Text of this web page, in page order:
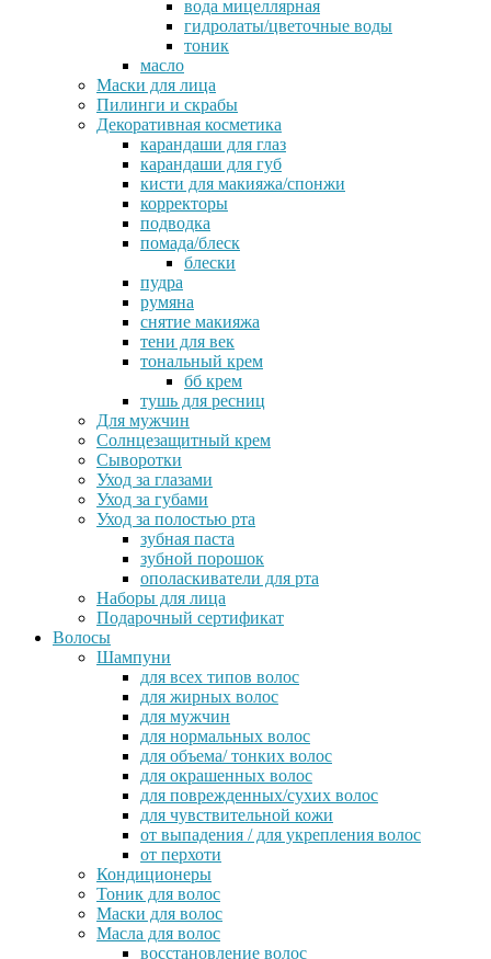
вода мицеллярная
гидролаты/цветочные воды
тоник
масло
Маски для лица
Пилинги и скрабы
Декоративная косметика
карандаши для глаз
карандаши для губ
кисти для макияжа/спонжи
корректоры
подводка
помада/блеск
блески
пудра
румяна
снятие макияжа
тени для век
тональный крем
бб крем
тушь для ресниц
Для мужчин
Солнцезащитный крем
Сыворотки
Уход за глазами
Уход за губами
Уход за полостью рта
зубная паста
зубной порошок
ополаскиватели для рта
Наборы для лица
Подарочный сертификат
Волосы
Шампуни
для всех типов волос
для жирных волос
для мужчин
для нормальных волос
для объема/ тонких волос
для окрашенных волос
для поврежденных/сухих волос
для чувствительной кожи
от выпадения / для укрепления волос
от перхоти
Кондиционеры
Тоник для волос
Маски для волос
Масла для волос
восстановление волос